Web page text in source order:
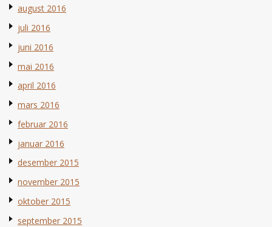
august 2016
juli 2016
juni 2016
mai 2016
april 2016
mars 2016
februar 2016
januar 2016
desember 2015
november 2015
oktober 2015
september 2015